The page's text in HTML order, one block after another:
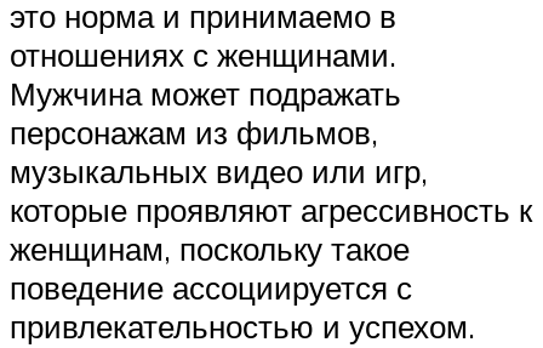
это норма и принимаемо в
отношениях с женщинами.
Мужчина может подражать
персонажам из фильмов,
музыкальных видео или игр,
которые проявляют агрессивность к
женщинам, поскольку такое
поведение ассоциируется с
привлекательностью и успехом.